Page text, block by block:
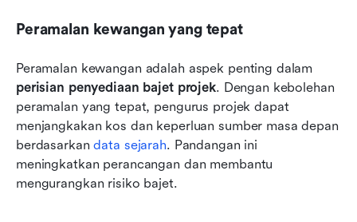
Peramalan kewangan yang tepat
perisian penyediaan bajet projek. Dengan kebolehan
peramalan yang tepat, pengurus projek dapat
menjangkakan kos dan keperluan sumber masa depan
berdasarkan data sejarah. Pandangan ini
meningkatkan perancangan dan membantu
mengurangkan risiko bajet.